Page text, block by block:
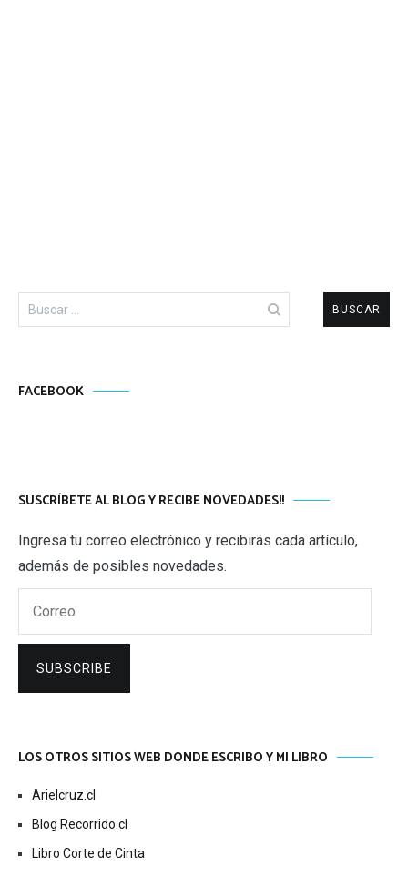
Buscar:
FACEBOOK
SUSCRÍBETE AL BLOG Y RECIBE NOVEDADES!!
Ingresa tu correo electrónico y recibirás cada artículo,
además de posibles novedades.
SUBSCRIBE
LOS OTROS SITIOS WEB DONDE ESCRIBO Y MI LIBRO
Arielcruz.cl
Blog Recorrido.cl
Libro Corte de Cinta